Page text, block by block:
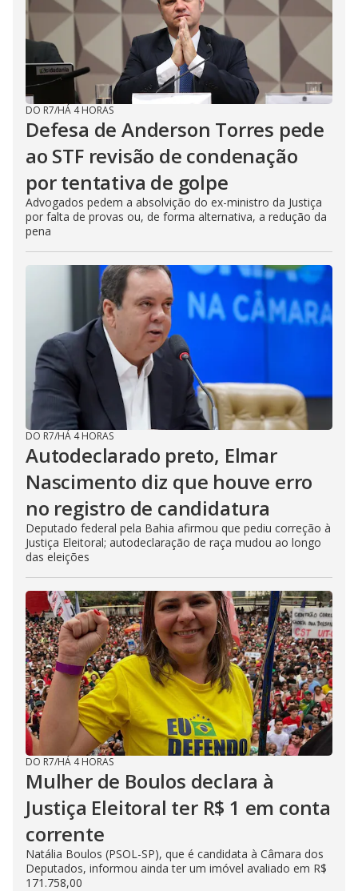
DO R7/HÁ 4 HORAS
Defesa de Anderson Torres pede
ao STF revisão de condenação
por tentativa de golpe
Advogados pedem a absolvição do ex-ministro da Justiça
por falta de provas ou, de forma alternativa, a redução da
pena
DO R7/HÁ 4 HORAS
Autodeclarado preto, Elmar
Nascimento diz que houve erro
no registro de candidatura
Deputado federal pela Bahia afirmou que pediu correção à
Justiça Eleitoral; autodeclaração de raça mudou ao longo
das eleições
DO R7/HÁ 4 HORAS
Mulher de Boulos declara à
Justiça Eleitoral ter R$ 1 em conta
corrente
Natália Boulos (PSOL-SP), que é candidata à Câmara dos
Deputados, informou ainda ter um imóvel avaliado em R$
171.758,00